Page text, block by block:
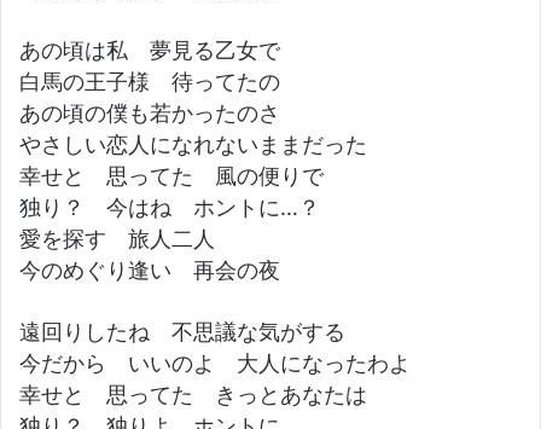
あの頃は私 夢見る乙女で
白馬の王子様 待ってたの
あの頃の僕も若かったのさ
やさしい恋人になれないままだった
幸せと 思ってた 風の便りで
独り？ 今はね ホントに…？
愛を探す 旅人二人
今のめぐり逢い 再会の夜
遠回りしたね 不思議な気がする
今だから いいのよ 大人になったわよ
幸せと 思ってた きっとあなたは